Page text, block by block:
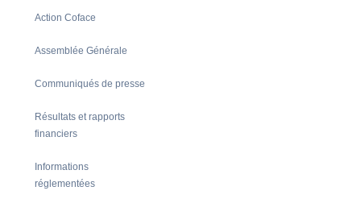
Action Coface
Assemblée Générale
Communiqués de presse
Résultats et rapports
financiers
Informations
réglementées